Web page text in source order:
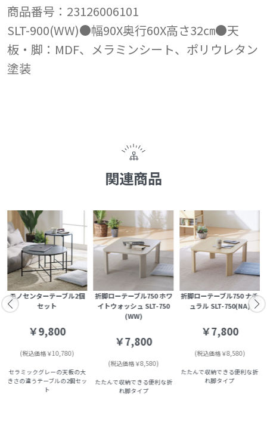
商品番号：23126006101
SLT-900(WW)●幅90X奥行60X高さ32㎝●天
板・脚：MDF、メラミンシート、ポリウレタン
塗装
関連商品
モノセンターテーブル2個
セット
￥9,800
(税込価格￥10,780)
セラミックグレーの天板の大
きさの違うテーブルの2個セッ
ト
折脚ローテーブル750 ホワ
イトウォッシュ SLT-750
(WW)
￥7,800
(税込価格￥8,580)
たたんで収納できる便利な折
れ脚タイプ
折脚ローテーブル750 ナチ
ュラル SLT-750(NA)
￥7,800
(税込価格￥8,580)
たたんで収納できる便利な折
れ脚タイプ